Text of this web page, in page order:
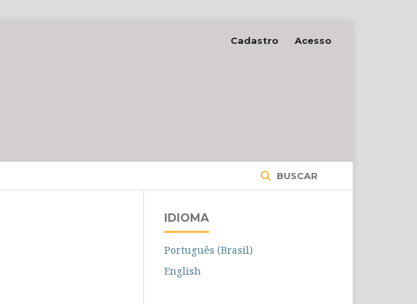
BUSCAR
Cadastro Acesso
IDIOMA
Português (Brasil)
English